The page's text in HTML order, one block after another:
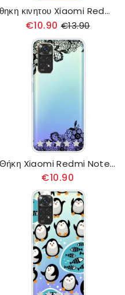
θηκη κινητου Xiaomi Redmi Note 11 Pro 4G / 5G Αστείες Γάτες
€10.90 €13.90
Θήκη Xiaomi Redmi Note 11 Pro 4G / 5G Λεπτή Δαντέλα
€10.90